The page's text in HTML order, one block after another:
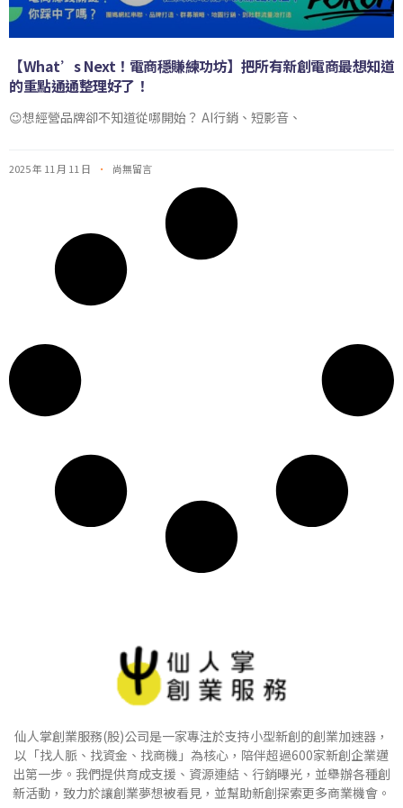
【What’s Next！電商穩賺練功坊】把所有新創電商最想知道
的重點通通整理好了！
😉想經營品牌卻不知道從哪開始？ AI行銷、短影音、
2025 年 11 月 11 日 尚無留言
仙人掌創業服務(股)公司是一家專注於支持小型新創的創業加速器，
以「找人脈、找資金、找商機」為核心，陪伴超過600家新創企業邁
出第一步。我們提供育成支援、資源連結、行銷曝光，並舉辦各種創
新活動，致力於讓創業夢想被看見，並幫助新創探索更多商業機會。